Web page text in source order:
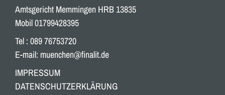
Amtsgericht Memmingen HRB 13835
Mobil 01799428395
Tel : 089 76753720
E-mail: muenchen@finalit.de
IMPRESSUM
DATENSCHUTZERKLÄRUNG